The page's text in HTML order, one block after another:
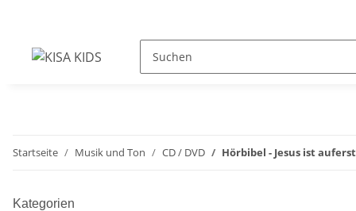
Startseite Musik und Ton CD / DVD Hörbibel - Jesus ist
Kategorien